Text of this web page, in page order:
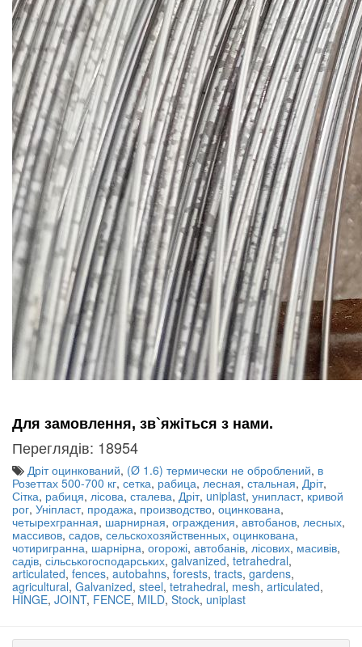
Для замовлення, зв`яжіться з нами.
Переглядів: 18954
Дріт оцинкований, (Ø 1.6) термически не оброблений, в
Розеттах 500-700 кг, сетка, рабица, лесная, стальная, Дріт,
Сітка, рабиця, лісова, сталева, Дріт, uniplast, унипласт, кривой
рог, Уніпласт, продажа, производство, оцинкована,
четырехгранная, шарнирная, ограждения, автобанов, лесных,
массивов, садов, сельскохозяйственных, оцинкована,
чотиригранна, шарнірна, огорожі, автобанів, лісових, масивів,
садів, сільськогосподарських, galvanized, tetrahedral,
articulated, fences, autobahns, forests, tracts, gardens,
agricultural, Galvanized, steel, tetrahedral, mesh, articulated,
HINGE, JOINT, FENCE, MILD, Stock, uniplast